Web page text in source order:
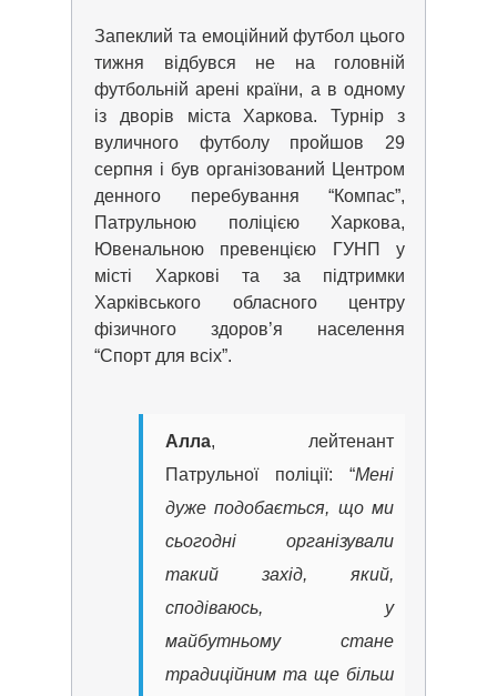
Запеклий та емоційний футбол цього
тижня відбувся не на головній
футбольній арені країни, а в одному
із дворів міста Харкова. Турнір з
вуличного футболу пройшов 29
серпня і був організований Центром
денного перебування “Компас”,
Патрульною поліцією Харкова,
Ювенальною превенцією ГУНП у
місті Харкові та за підтримки
Харківського обласного центру
фізичного здоров’я населення
“Спорт для всіх”.
Алла, лейтенант
Патрульної поліції: “Мені
дуже подобається, що ми
сьогодні організували
такий захід, який,
сподіваюсь, у
майбутньому стане
традиційним та ще більш